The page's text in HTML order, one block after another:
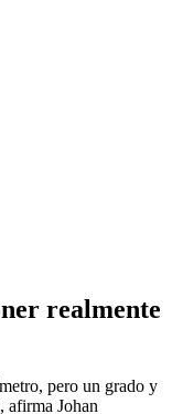
realmente
pero un grado y
afirma Johan